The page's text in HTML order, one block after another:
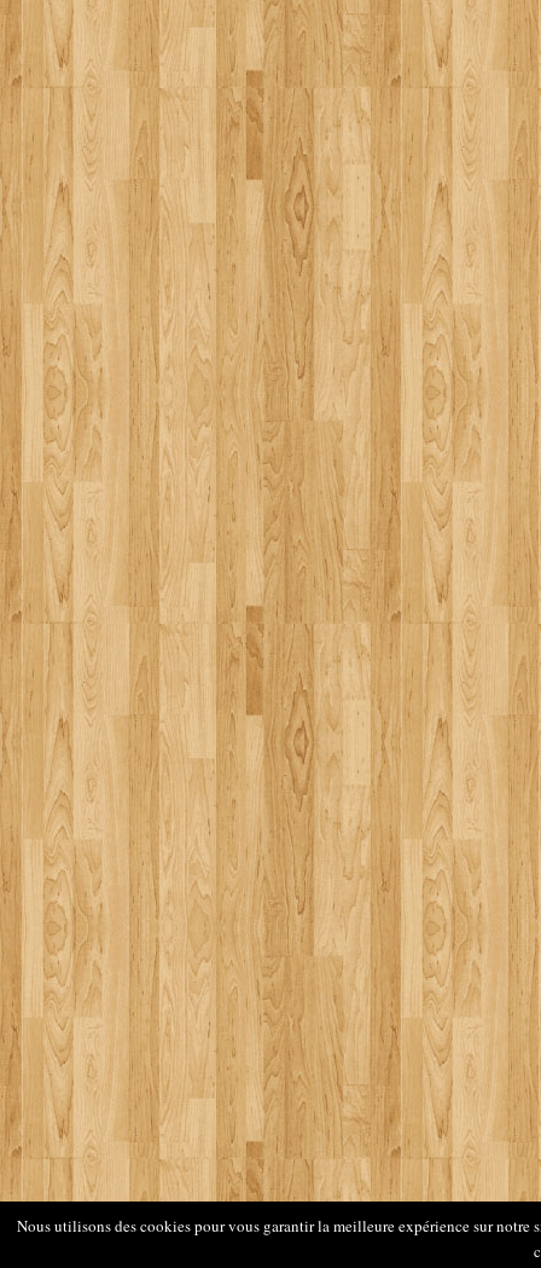
Nous utilisons des cookies pour vous garantir la meilleure expérience sur